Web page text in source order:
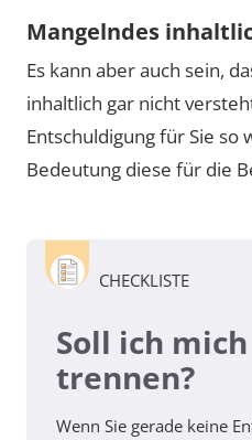
Mangelndes
Es kann aber auch sein,
inhaltlich gar nicht
Entschuldigung für Sie so
Bedeutung diese für die
CHECKLISTE
Soll ich
trennen?
Wenn Sie gerade keine